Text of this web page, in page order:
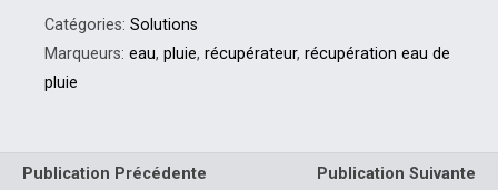
Catégories: Solutions
Marqueurs: eau, pluie, récupérateur, récupération eau de
pluie
Publication Précédente
Publication Suivante